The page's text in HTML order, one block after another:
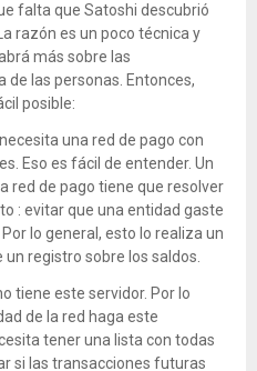
falta que Satoshi descubrió
razón es un poco técnica y
más sobre las
las personas. Entonces,
posible:
una red de pago con
Eso es fácil de entender. Un
red de pago tiene que resolver
: evitar que una entidad gaste
lo general, esto lo realiza un
registro sobre los saldos.
tiene este servidor. Por lo
de la red haga este
tener una lista con todas
si las transacciones futuras